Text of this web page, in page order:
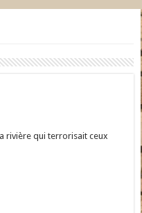
rivière qui terrorisait ceux